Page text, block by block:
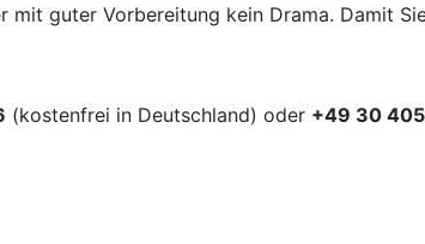
mit guter Vorbereitung kein Drama. Damit
(kostenfrei in Deutschland) oder +49 30